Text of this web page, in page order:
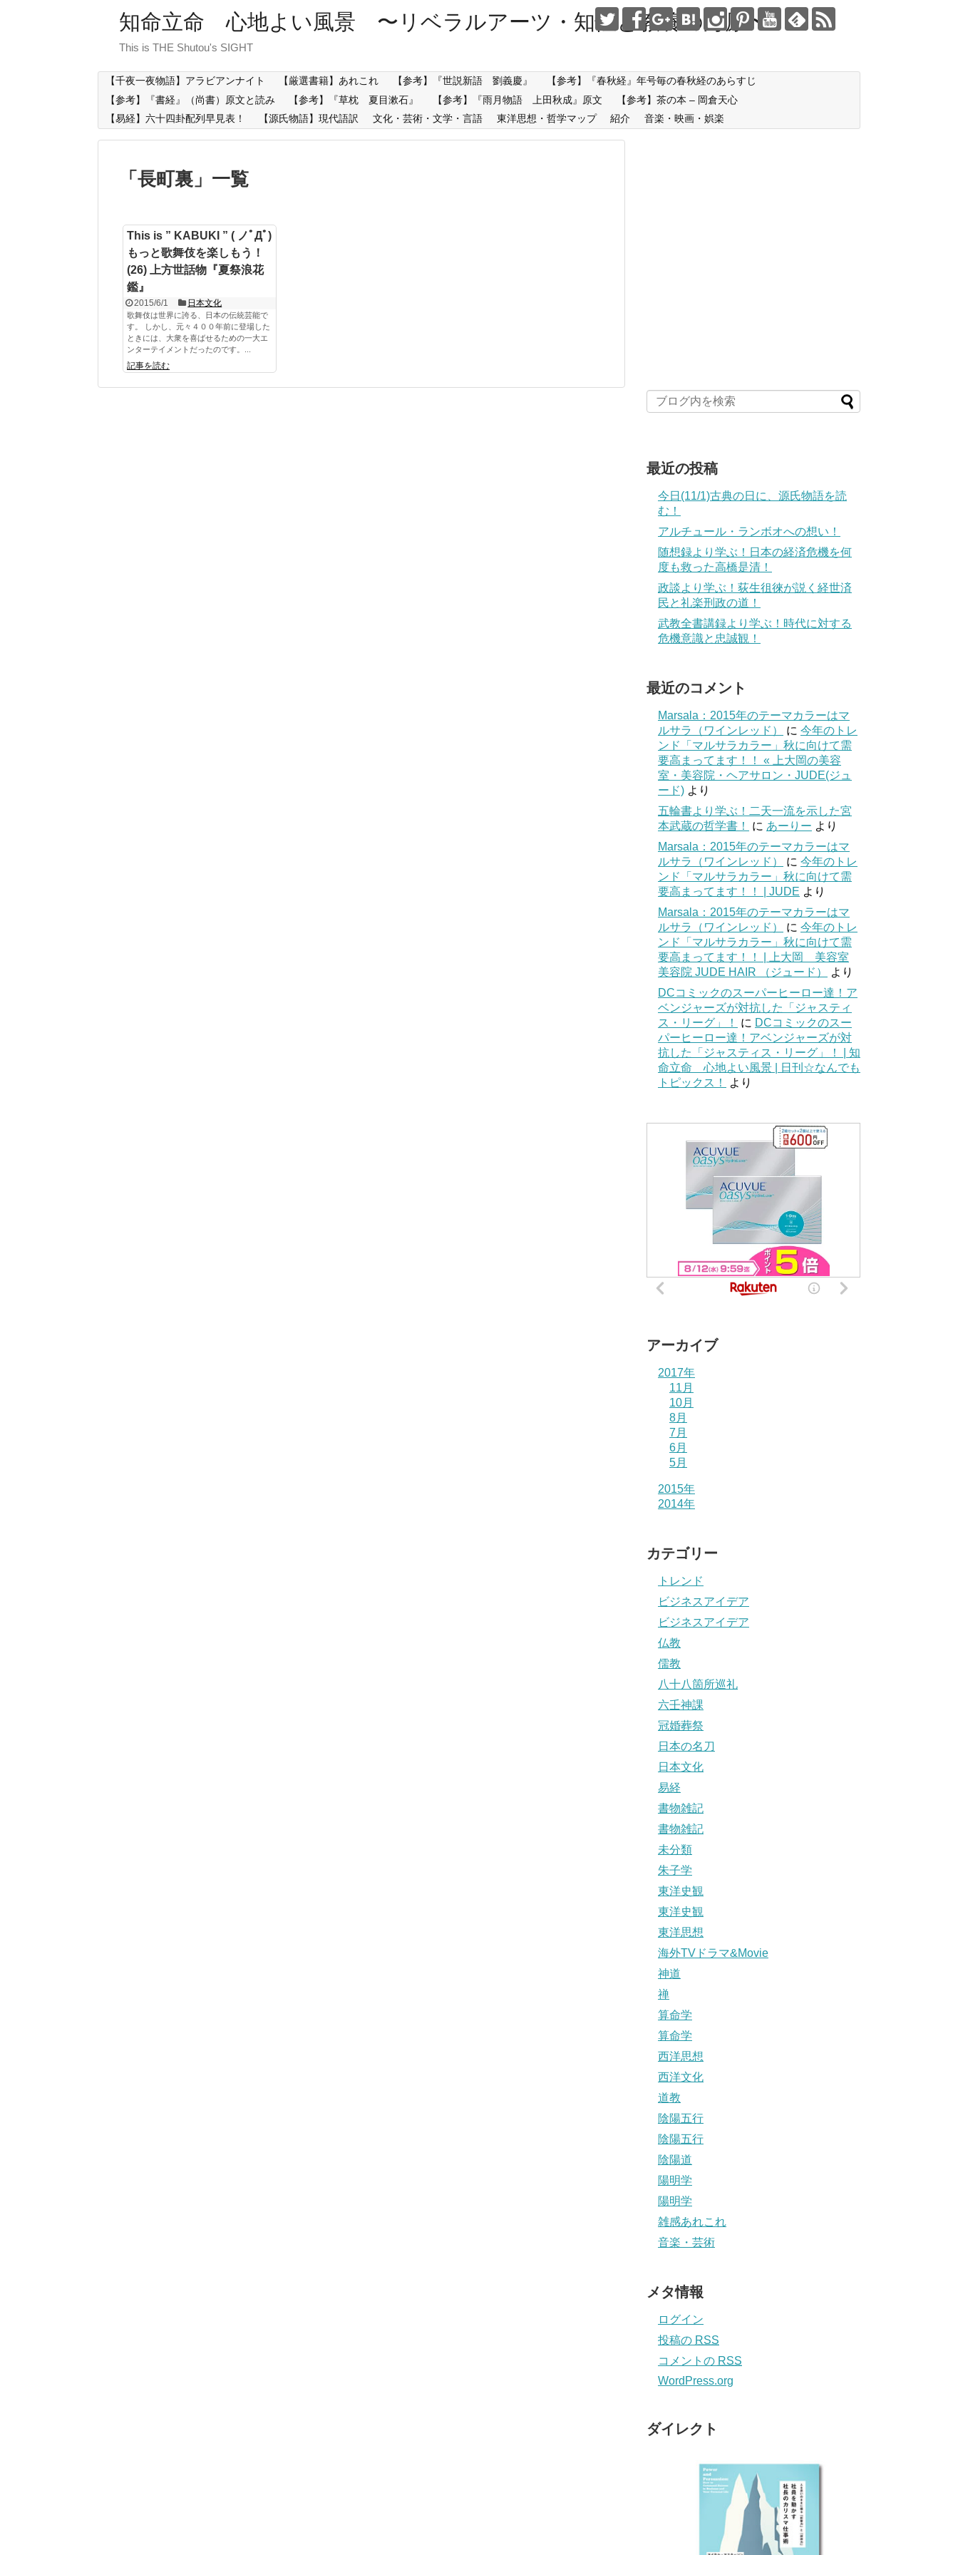
知命立命 心地よい風景 〜リベラルアーツ・知性と教養の海原〜
This is THE Shutou's SIGHT
【千夜一夜物語】アラビアンナイト 【厳選書籍】あれこれ 【参考】『世説新語 劉義慶』
【参考】『春秋経』年号毎の春秋経のあらすじ
【参考】『書経』（尚書）原文と読み
【参考】『草枕 夏目漱石』 【参考】『雨月物語 上田秋成』原文
【参考】茶の本 – 岡倉天心
【易経】六十四卦配列早見表！
【源氏物語】現代語訳 文化・芸術・文学・言語 東洋思想・哲学マップ 紹介 音楽・映画・娯楽
「 長町裏 」 一覧
This is ” KABUKI ” ( ノﾟДﾟ)
もっと歌舞伎を楽しもう！
(26) 上方世話物『夏祭浪花
鑑』
2015/6/1 日本文化
歌舞伎は世界に誇る、日本の伝統芸能で
す。 しかし、元々４００年前に登場した
ときには、大衆を喜ばせるための一大エ
ンターテイメントだったのです。...
記事を読む
最近の投稿
今日(11/1)古典の日に、源氏物語を読
む！
アルチュール・ランボオへの想い！
随想録より学ぶ！日本の経済危機を何
度も救った高橋是清！
政談より学ぶ！荻生徂徠が説く経世済
民と礼楽刑政の道！
武教全書講録より学ぶ！時代に対する
危機意識と忠誠観！
最近のコメント
Marsala：2015年のテーマカラーはマ
ルサラ（ワインレッド）
に 今年のトレ
ンド「マルサラカラー」秋に向けて需
要高まってます！！ « 上大岡の美容
室・美容院・ヘアサロン・JUDE(ジュ
ード) より
五輪書より学ぶ！二天一流を示した宮
本武蔵の哲学書！
に あーりー より
Marsala：2015年のテーマカラーはマ
ルサラ（ワインレッド）
に 今年のトレ
ンド「マルサラカラー」秋に向けて需
要高まってます！！ | JUDE より
Marsala：2015年のテーマカラーはマ
ルサラ（ワインレッド）
に 今年のトレ
ンド「マルサラカラー」秋に向けて需
要高まってます！！ | 上大岡 美容室
美容院 JUDE HAIR （ジュード）
より
DCコミックのスーパーヒーロー達！ア
ベンジャーズが対抗した「ジャスティ
ス・リーグ」！
に DCコミックのスー
パーヒーロー達！アベンジャーズが対
抗した「ジャスティス・リーグ」！ | 知
命立命 心地よい風景 | 日刊☆なんでも
トピックス！
より
アーカイブ
2017年
11月
10月
8月
7月
6月
5月
2015年
2014年
カテゴリー
トレンド
ビジネスアイデア
ビジネスアイデア
仏教
儒教
八十八箇所巡礼
六壬神課
冠婚葬祭
日本の名刀
日本文化
易経
書物雑記
書物雑記
未分類
朱子学
東洋史観
東洋史観
東洋思想
海外TVドラマ&Movie
神道
禅
算命学
算命学
西洋思想
西洋文化
道教
陰陽五行
陰陽五行
陰陽道
陽明学
陽明学
雑感あれこれ
音楽・芸術
メタ情報
ログイン
投稿の RSS
コメントの RSS
WordPress.org
ダイレクト